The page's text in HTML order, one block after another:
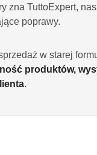
zna TuttoExpert,
poprawy.
w starej
produktów,
.